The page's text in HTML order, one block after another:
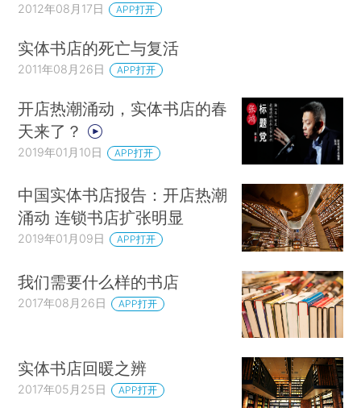
2012年08月17日 APP打开
实体书店的死亡与复活
2011年08月26日 APP打开
开店热潮涌动，实体书店的春
天来了？
2019年01月10日 APP打开
中国实体书店报告：开店热潮
涌动 连锁书店扩张明显
2019年01月09日 APP打开
我们需要什么样的书店
2017年08月26日 APP打开
实体书店回暖之辨
2017年05月25日 APP打开